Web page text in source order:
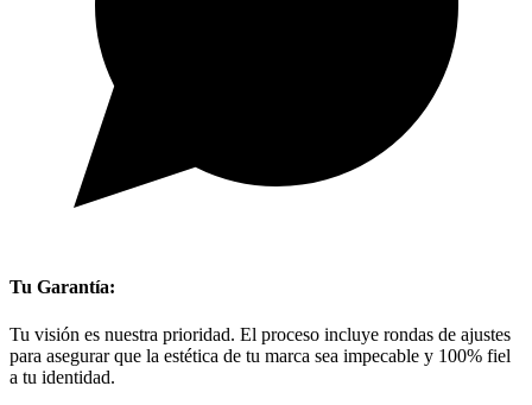
Tu Garantía:
Tu visión es nuestra prioridad. El proceso incluye rondas de ajustes
para asegurar que la estética de tu marca sea impecable y 100% fiel
a tu identidad.